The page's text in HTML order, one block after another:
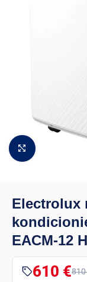
Padidinti vaizdą
Electrolux
EACM-12
610 €810